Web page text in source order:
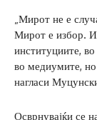
„Мирот не е
Мирот е избор. И
институциите,
во медиумите, но
нагласи
Осврнувајќи се